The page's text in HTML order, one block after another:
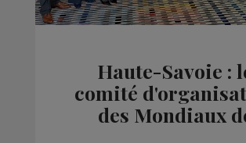
Haute-Savoie :
comité
des Mondiaux